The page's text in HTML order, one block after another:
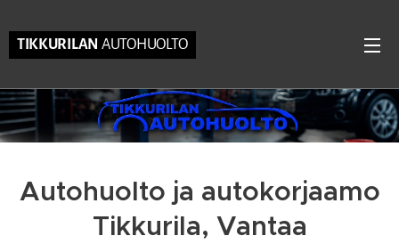
TIKKURILAN AUTOHUOLTO
Autohuolto ja autokorjaamo
Tikkurila, Vantaa